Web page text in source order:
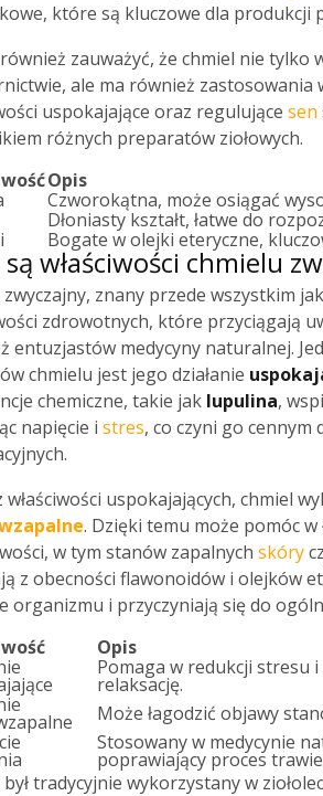
które są kluczowe dla produkcji
zauważyć, że chmiel nie tylko
ale ma również zastosowania
uspokajające oraz regulujące sen
różnych preparatów ziołowych.
Opis
Czworokątna, może osiągać
Dłoniasty kształt, łatwe do
Bogate w olejki eteryczne,
są właściwości chmielu
znany przede wszystkim
zdrowotnych, które przyciągają
entuzjastów medycyny naturalnej.
chmielu jest jego działanie
chemiczne, takie jak lupulina,
napięcie i stres, co czyni go
właściwości uspokajających, chmiel
. Dzięki temu może pomóc
w tym stanów zapalnych skóry
z obecności flawonoidów i olejków
organizmu i przyczyniają się do
Opis
Pomaga w redukcji stresu
relaksację.
Może łagodzić objawy
Stosowany w medycynie
poprawiający proces
był tradycyjnie wykorzystany w